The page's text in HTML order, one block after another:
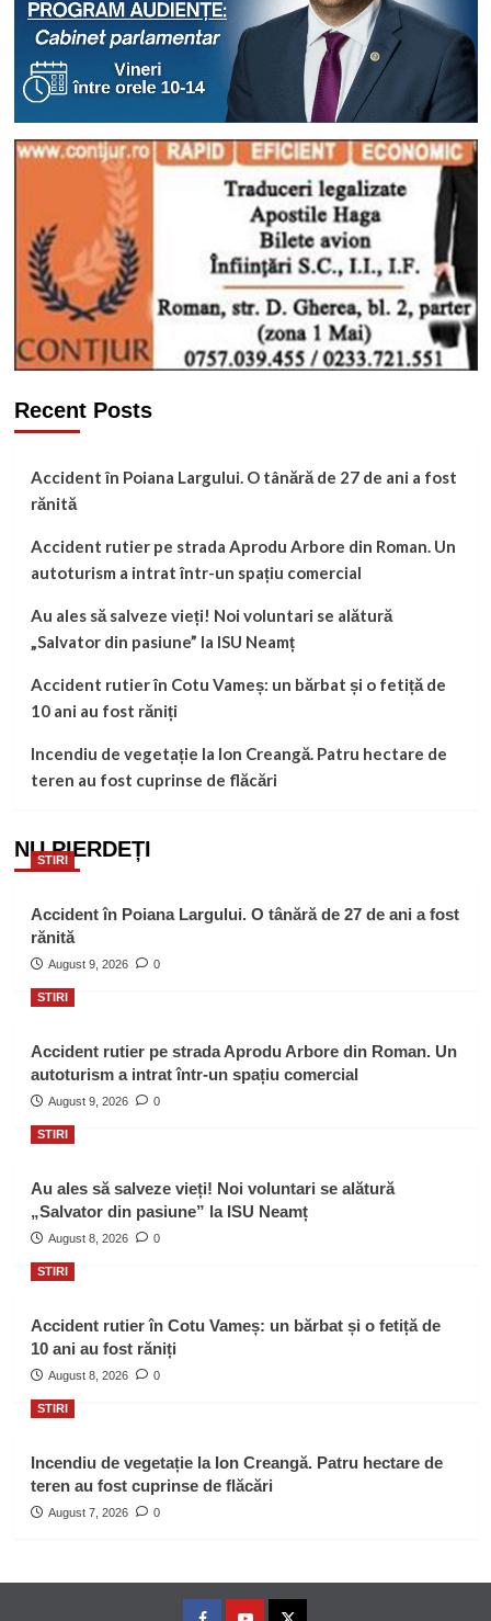
Recent Posts
Accident în Poiana Largului. O tânără de 27 de ani a fost
rănită
Accident rutier pe strada Aprodu Arbore din Roman. Un
autoturism a intrat într-un spațiu comercial
Au ales să salveze vieți! Noi voluntari se alătură
„Salvator din pasiune” la ISU Neamț
Accident rutier în Cotu Vameș: un bărbat și o fetiță de
10 ani au fost răniți
Incendiu de vegetație la Ion Creangă. Patru hectare de
teren au fost cuprinse de flăcări
NU PIERDEȚI
STIRI
Accident în Poiana Largului. O tânără de 27 de ani a fost
rănită
August 9, 2026 0
STIRI
Accident rutier pe strada Aprodu Arbore din Roman. Un
autoturism a intrat într-un spațiu comercial
August 9, 2026 0
STIRI
Au ales să salveze vieți! Noi voluntari se alătură
„Salvator din pasiune” la ISU Neamț
August 8, 2026 0
STIRI
Accident rutier în Cotu Vameș: un bărbat și o fetiță de
10 ani au fost răniți
August 8, 2026 0
STIRI
Incendiu de vegetație la Ion Creangă. Patru hectare de
teren au fost cuprinse de flăcări
August 7, 2026 0